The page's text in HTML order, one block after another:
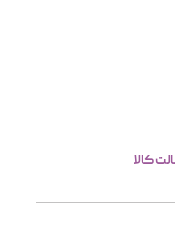
کالا